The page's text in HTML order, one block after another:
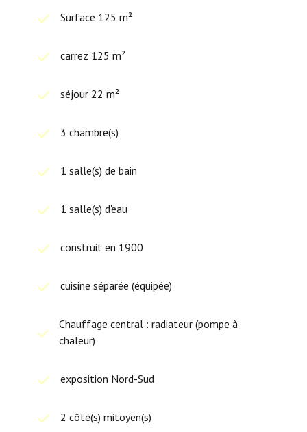
Surface 125 m²
carrez 125 m²
séjour 22 m²
3 chambre(s)
1 salle(s) de bain
1 salle(s) d'eau
construit en 1900
cuisine séparée (équipée)
Chauffage central : radiateur (pompe à
chaleur)
exposition Nord-Sud
2 côté(s) mitoyen(s)